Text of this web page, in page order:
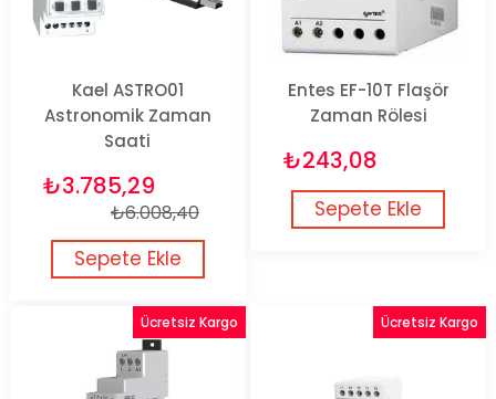
Kael ASTRO01
Astronomik Zaman
Saati
₺3.785,29
₺6.008,40
Sepete Ekle
Entes EF-10T Flaşör
Zaman Rölesi
₺243,08
Sepete Ekle
Ücretsiz Kargo Ücretsiz Kargo